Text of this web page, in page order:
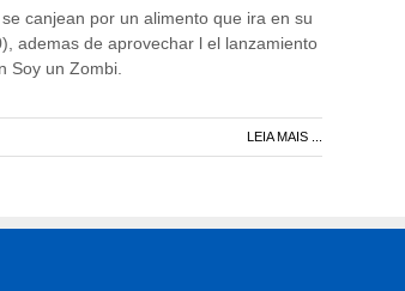
canjean por un alimento que ira en su
ademas de aprovechar l el lanzamiento
Soy un Zombi.
LEIA MAIS ...